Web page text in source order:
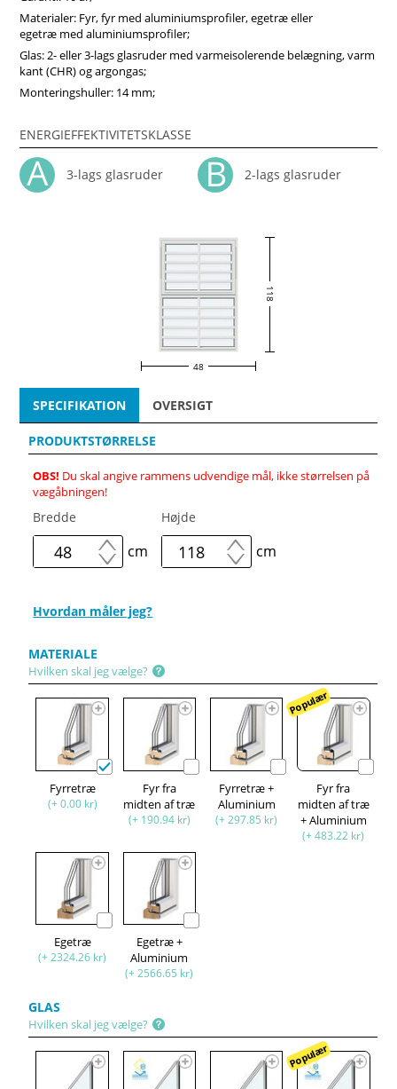
hurtig levering.
Materialer: Fyr, fyr med aluminiumsprofiler, egetræ eller
egetræ med aluminiumsprofiler;
Glas: 2- eller 3-lags glasruder med varmeisolerende belægning, varm
kant (CHR) og argongas;
Monteringshuller: 14 mm;
ENERGIEFFEKTIVITETSKLASSE
3-lags glasruder 2-lags glasruder
118
48
SPECIFIKATION OVERSIGT
PRODUKTSTØRRELSE
OBS! Du skal angive rammens udvendige mål, ikke størrelsen på
vægåbningen!
Bredde
cm
Højde
cm
Hvordan måler jeg?
MATERIALE
Hvilken skal jeg vælge?
Fyrretræ
(+ 0.00 kr)
Fyr fra
midten af træ
(+ 190.94 kr)
Fyrretræ +
Aluminium
(+ 297.85 kr)
Populær
Fyr fra
midten af træ
+ Aluminium
(+ 483.22 kr)
Egetræ
(+ 2324.26 kr)
Egetræ +
Aluminium
(+ 2566.65 kr)
GLAS
Hvilken skal jeg vælge?
Populær